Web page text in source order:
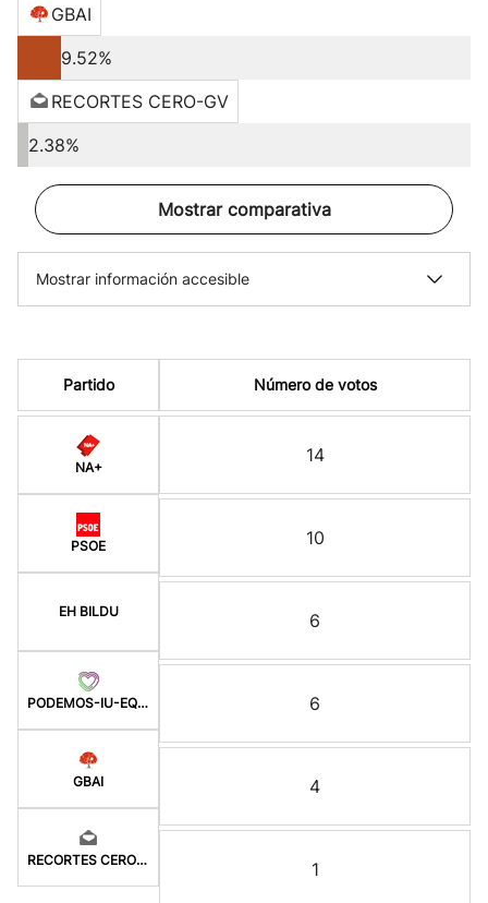
GBAI
9.52%
RECORTES CERO-GV
2.38%
Mostrar comparativa
Mostrar información accesible
Partido
NA+
PSOE
EH BILDU
PODEMOS-IU-EQUO-BATZ
GBAI
RECORTES CERO-GV
Número de votos
14
10
6
6
4
1